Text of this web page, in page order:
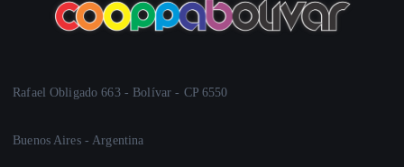
Rafael Obligado 663 - Bolívar - CP 6550
Buenos Aires - Argentina